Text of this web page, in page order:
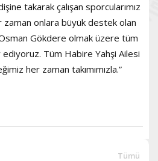
takarak çalışan sporcularımız
zaman onlara büyük destek olan
Gökdere olmak üzere tüm
Tüm Habire Yahşi Ailesi
her zaman takımımızla.”
Tümü